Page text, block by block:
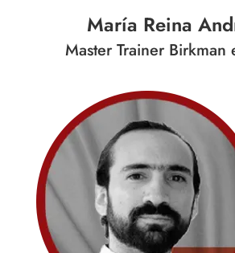
María Reina
Master Trainer Birkman